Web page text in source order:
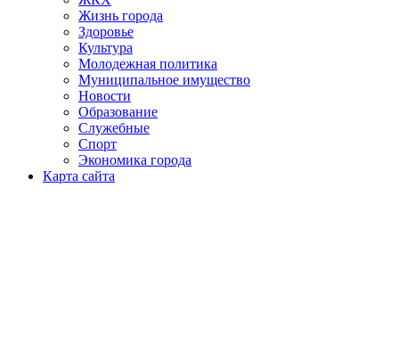
Жизнь города
Здоровье
Культура
Молодежная политика
Муниципальное имущество
Новости
Образование
Служебные
Спорт
Экономика города
Карта сайта